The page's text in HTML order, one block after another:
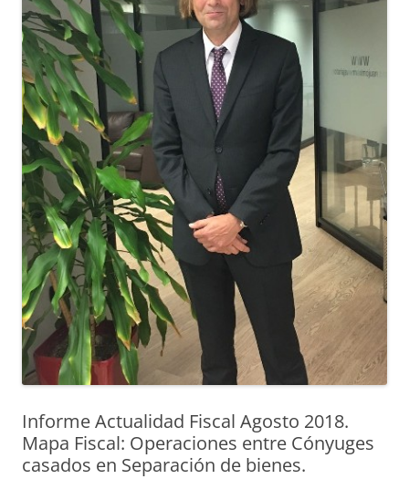
Informe Actualidad Fiscal Agosto 2018.
Mapa Fiscal: Operaciones entre Cónyuges
casados en Separación de bienes.